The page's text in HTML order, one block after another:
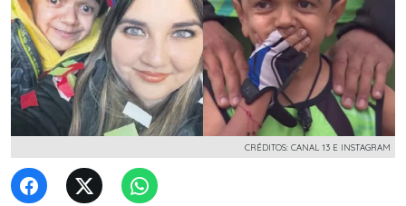
CRÉDITOS: CANAL 13 E INSTAGRAM